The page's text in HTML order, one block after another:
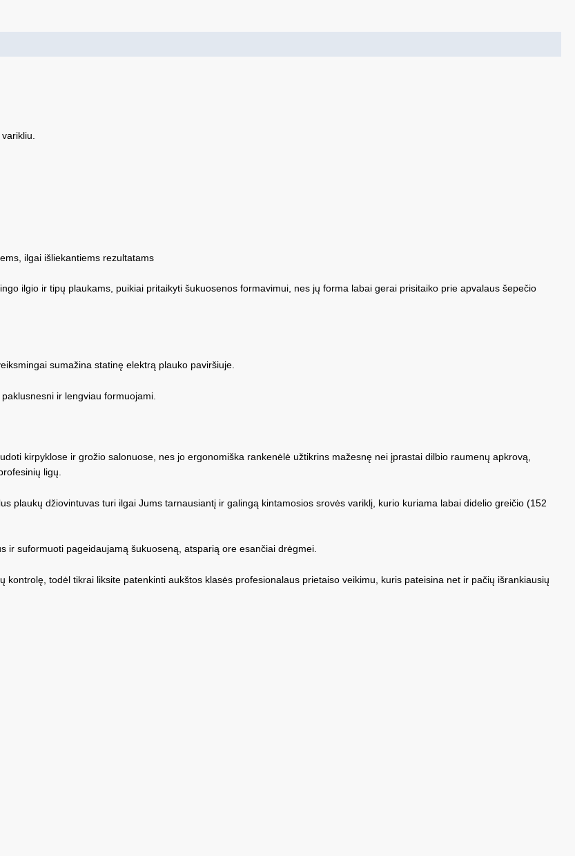
ilgai išliekantiems rezultatams
ilgio ir tipų plaukams, puikiai pritaikyti šukuosenos formavimui, nes jų forma labai gerai prisitaiko prie apvalaus šepečio
sumažina statinę elektrą plauko paviršiuje.
ir lengviau formuojami.
kirpyklose ir grožio salonuose, nes jo ergonomiška rankenėlė užtikrins mažesnę nei įprastai dilbio raumenų apkrovą,
ligų.
plaukų džiovintuvas turi ilgai Jums tarnausiantį ir galingą kintamosios srovės variklį, kurio kuriama labai didelio greičio (152
ir suformuoti pageidaujamą šukuoseną, atsparią ore esančiai drėgmei.
todėl tikrai liksite patenkinti aukštos klasės profesionalaus prietaiso veikimu, kuris pateisina net ir pačių išrankiausių